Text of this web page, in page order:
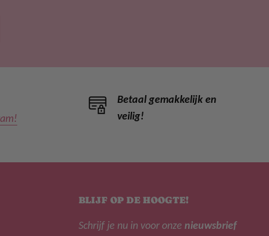
Betaal gemakkelijk en
veilig!
BLIJF OP DE HOOGTE!
Schrijf je nu in voor onze nieuwsbrief